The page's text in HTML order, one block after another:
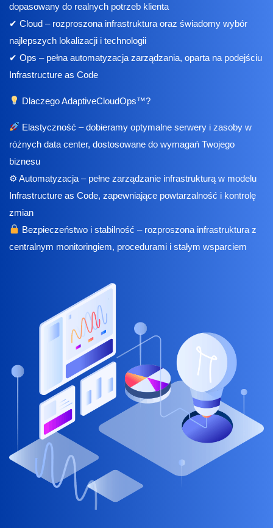
dopasowany do realnych potrzeb klienta
✔ Cloud – rozproszona infrastruktura oraz świadomy wybór
najlepszych lokalizacji i technologii
✔ Ops – pełna automatyzacja zarządzania, oparta na podejściu
Infrastructure as Code
Dlaczego AdaptiveCloudOps™?
Elastyczność – dobieramy optymalne serwery i zasoby w
różnych data center, dostosowane do wymagań Twojego
biznesu
⚙ Automatyzacja – pełne zarządzanie infrastrukturą w modelu
Infrastructure as Code, zapewniające powtarzalność i kontrolę
zmian
Bezpieczeństwo i stabilność – rozproszona infrastruktura z
centralnym monitoringiem, procedurami i stałym wsparciem